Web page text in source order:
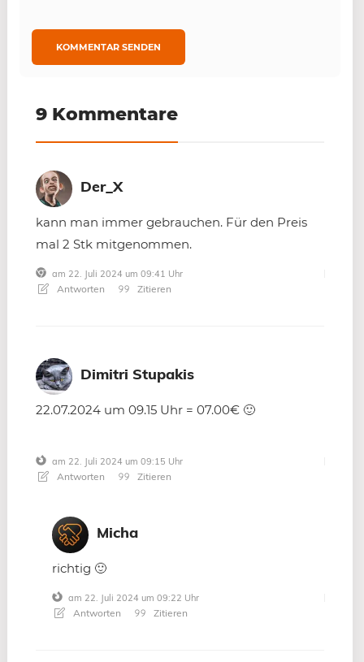
9 Kommentare
Der_X
kann man immer gebrauchen. Für den Preis
mal 2 Stk mitgenommen.
am 22. Juli 2024 um 09:41 Uhr
Antworten Zitieren
Dimitri Stupakis
22.07.2024 um 09.15 Uhr = 07.00€ 🙂
am 22. Juli 2024 um 09:15 Uhr
Antworten Zitieren
Micha
richtig 🙂
am 22. Juli 2024 um 09:22 Uhr
Antworten Zitieren